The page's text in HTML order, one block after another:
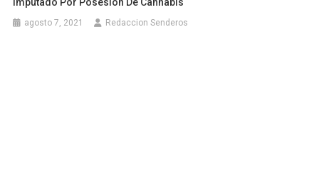
Imputado Por Posesión De Cannabis
agosto 7, 2021 Redaccion Senderos